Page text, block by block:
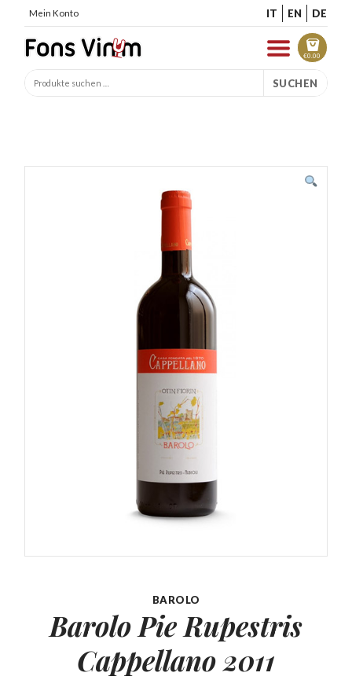
Mein Konto IT EN DE
€0.00
SUCHEN
BAROLO
Barolo Pie Rupestris
Cappellano 2011